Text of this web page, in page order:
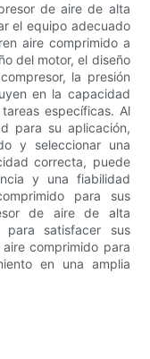
de aire de alta
el equipo adecuado
aire comprimido a
del motor, el diseño
la presión
en la capacidad
específicas. Al
para su aplicación,
y seleccionar una
correcta, puede
y una fiabilidad
para sus
de aire de alta
para satisfacer sus
comprimido para
en una amplia